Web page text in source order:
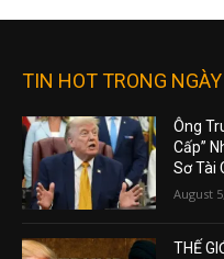
TIN HOT TRONG NGÀY
Ông
Cấp”
Sơ Tài
August
THẾ